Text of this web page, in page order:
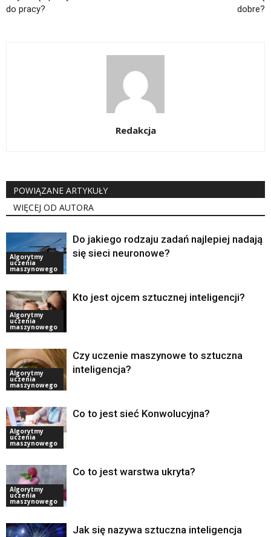
do pracy?
dobre?
Redakcja
POWIĄZANE ARTYKUŁY
WIĘCEJ OD AUTORA
Algorytmy
uczenia
maszynowego
Do jakiego rodzaju zadań najlepiej nadają
się sieci neuronowe?
Algorytmy
uczenia
maszynowego
Kto jest ojcem sztucznej inteligencji?
Algorytmy
uczenia
maszynowego
Czy uczenie maszynowe to sztuczna
inteligencja?
Algorytmy
uczenia
maszynowego
Co to jest sieć Konwolucyjna?
Algorytmy
uczenia
maszynowego
Co to jest warstwa ukryta?
Jak się nazywa sztuczna inteligencja